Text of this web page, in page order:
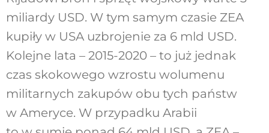
miliardy USD. W tym samym czasie ZEA
kupiły w USA uzbrojenie za 6 mld USD.
Kolejne lata – 2015-2020 – to już jednak
czas skokowego wzrostu wolumenu
militarnych zakupów obu tych państw
w Ameryce. W przypadku Arabii